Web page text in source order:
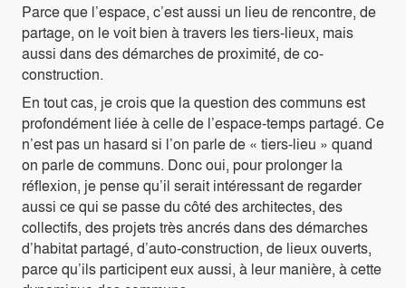
Parce que l’espace, c’est aussi un lieu de rencontre, de
partage, on le voit bien à travers les tiers-lieux, mais
aussi dans des démarches de proximité, de co-
construction.
En tout cas, je crois que la question des communs est
profondément liée à celle de l’espace-temps partagé. Ce
n’est pas un hasard si l’on parle de « tiers-lieu » quand
on parle de communs. Donc oui, pour prolonger la
réflexion, je pense qu’il serait intéressant de regarder
aussi ce qui se passe du côté des architectes, des
collectifs, des projets très ancrés dans des démarches
d’habitat partagé, d’auto-construction, de lieux ouverts,
parce qu’ils participent eux aussi, à leur manière, à cette